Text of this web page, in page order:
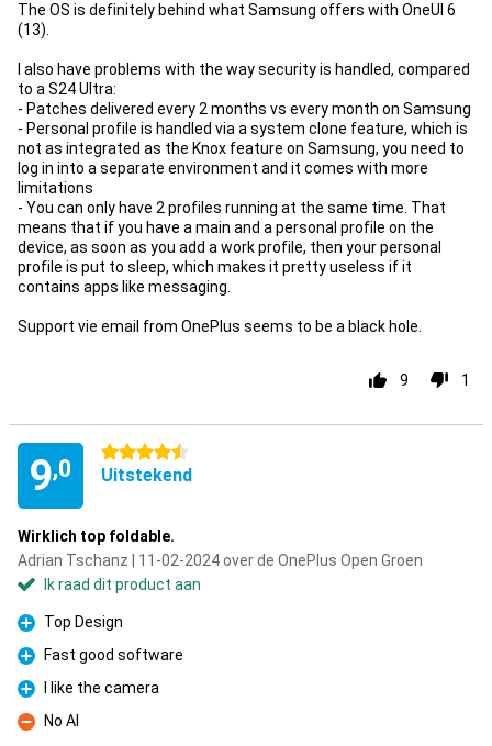
The OS is definitely behind what Samsung offers with OneUI 6
(13).
I also have problems with the way security is handled, compared
to a S24 Ultra:
- Patches delivered every 2 months vs every month on Samsung
- Personal profile is handled via a system clone feature, which is
not as integrated as the Knox feature on Samsung, you need to
log in into a separate environment and it comes with more
limitations
- You can only have 2 profiles running at the same time. That
means that if you have a main and a personal profile on the
device, as soon as you add a work profile, then your personal
profile is put to sleep, which makes it pretty useless if it
contains apps like messaging.
Support vie email from OnePlus seems to be a black hole.
9 1
9,0
4.5 sterren
Uitstekend
Wirklich top foldable.
Adrian Tschanz | 11-02-2024 over de OnePlus Open Groen
Ik raad dit product aan
Pluspunt
Top Design
Pluspunt
Fast good software
Pluspunt
I like the camera
Minpunt
No AI